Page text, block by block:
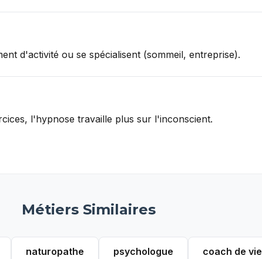
d'activité ou se spécialisent (sommeil, entreprise).
l'hypnose travaille plus sur l'inconscient.
Métiers Similaires
naturopathe psychologue coach de vie